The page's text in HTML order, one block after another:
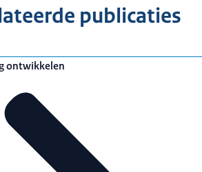
publicaties
ontwikkelen